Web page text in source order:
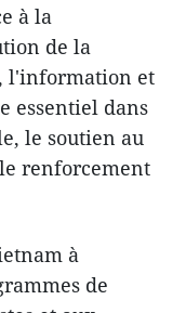
à la
de la
l'information et
essentiel dans
le soutien au
renforcement
à
de